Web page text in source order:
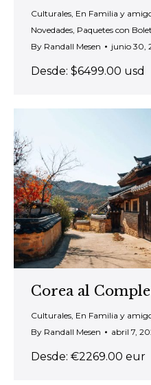
Culturales En Familia y
Novedades Paquetes con
By Randall Mesen junio 30,
Desde: $6499.00 usd
Corea al
Culturales En Familia y
By Randall Mesen abril 7,
Desde: €2269.00 eur